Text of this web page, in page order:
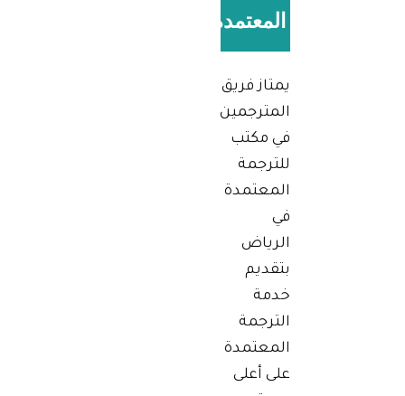
المعتمدة
يمتاز فريق
المترجمين
في مكتب
للترجمة
المعتمدة
في
الرياض
بتقديم
خدمة
الترجمة
المعتمدة
على أعلى